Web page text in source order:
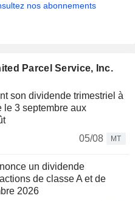
nos abonnements
Parcel Service, Inc.
son dividende trimestriel à
le 3 septembre aux
05/08
MT
un dividende
de classe A et de
2026